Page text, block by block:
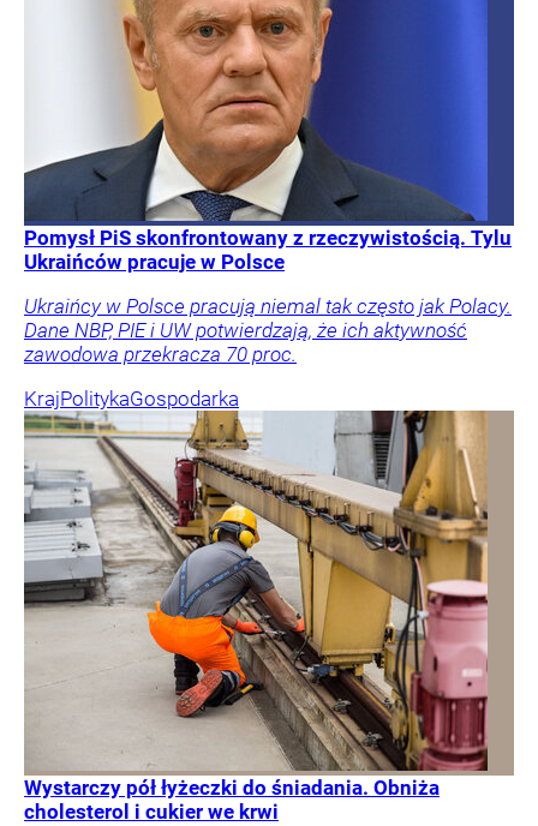
Pomysł PiS skonfrontowany z rzeczywistością. Tylu
Ukraińców pracuje w Polsce
Ukraińcy w Polsce pracują niemal tak często jak Polacy.
Dane NBP, PIE i UW potwierdzają, że ich aktywność
zawodowa przekracza 70 proc.
KrajPolitykaGospodarka
Wystarczy pół łyżeczki do śniadania. Obniża
cholesterol i cukier we krwi